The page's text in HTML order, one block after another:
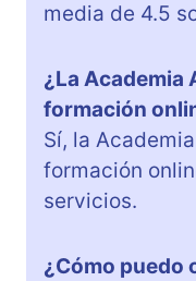
media de 4.5
¿La Academia
formación
Sí, la
formación
servicios.
¿Cómo puedo